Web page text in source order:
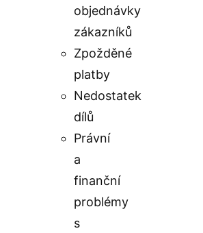
objednávky
zákazníků
Zpožděné
platby
Nedostatek
dílů
Právní
a
finanční
problémy
s